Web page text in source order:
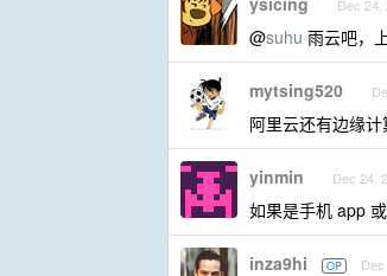
Dec 24,
@suhu 雨云吧，
mytsing520
阿里云还有边缘
yinmin Dec 24,
如果是手机 app
inza9hi OP